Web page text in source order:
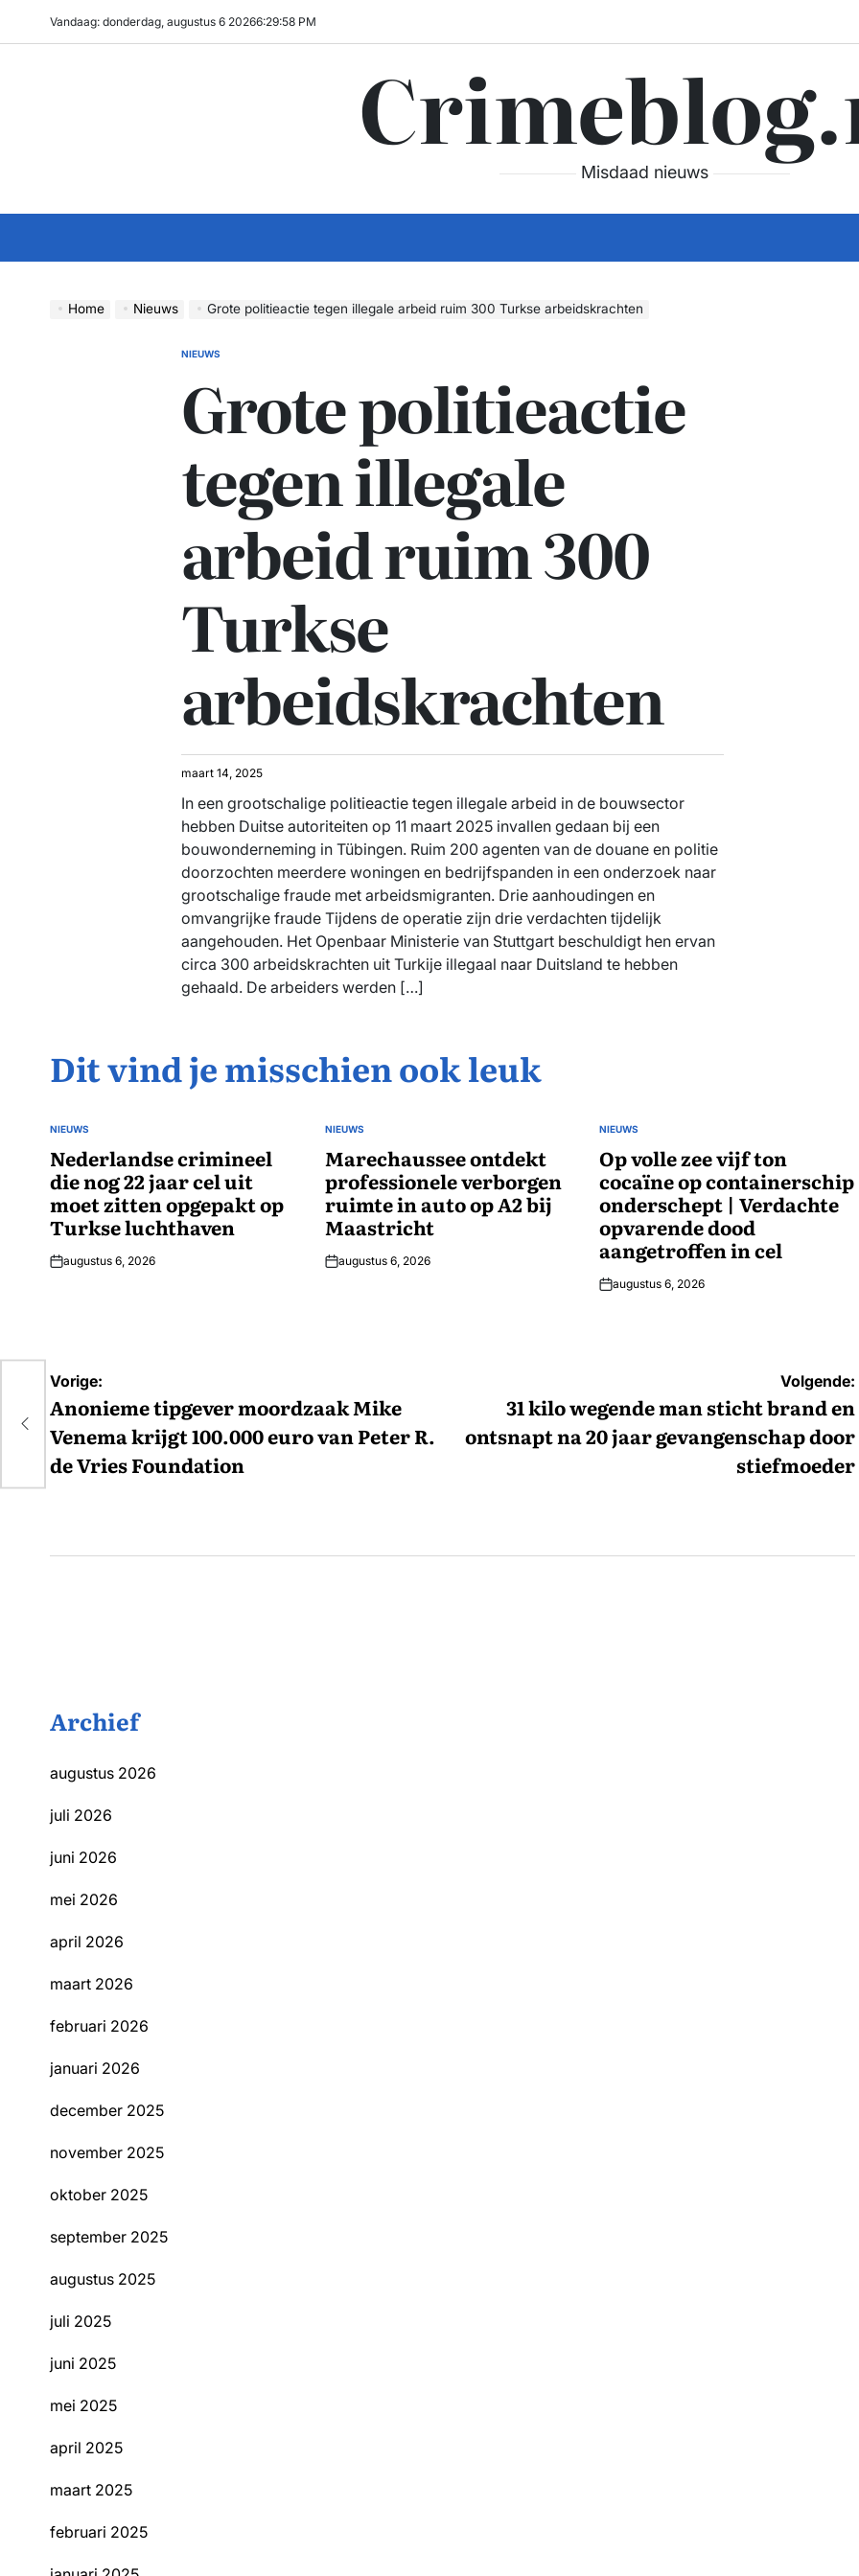
Vandaag: donderdag, augustus 6 20266:29:59 PM
Misdaad nieuws
Home Nieuws Grote politieactie tegen illegale arbeid ruim 300 Turkse arbeidskrachten
GEPLAATST
NIEUWS
Grote politieactie
tegen illegale
arbeid ruim 300
Turkse
arbeidskrachten
maart 14, 2025
In een grootschalige politieactie tegen illegale arbeid in de bouwsector
hebben Duitse autoriteiten op 11 maart 2025 invallen gedaan bij een
bouwonderneming in Tübingen. Ruim 200 agenten van de douane en politie
doorzochten meerdere woningen en bedrijfspanden in een onderzoek naar
grootschalige fraude met arbeidsmigranten. Drie aanhoudingen en
omvangrijke fraude Tijdens de operatie zijn drie verdachten tijdelijk
aangehouden. Het Openbaar Ministerie van Stuttgart beschuldigt hen ervan
circa 300 arbeidskrachten uit Turkije illegaal naar Duitsland te hebben
gehaald. De arbeiders werden […]
Dit vind je misschien ook leuk
GEPLAATST
NIEUWS
Nederlandse crimineel
die nog 22 jaar cel uit
moet zitten opgepakt op
Turkse luchthaven
augustus 6, 2026
GEPLAATST
NIEUWS
Marechaussee ontdekt
professionele verborgen
ruimte in auto op A2 bij
Maastricht
augustus 6, 2026
GEPLAATST
NIEUWS
Op volle zee vijf ton
cocaïne op containerschip
onderschept | Verdachte
opvarende dood
aangetroffen in cel
augustus 6, 2026
Bericht
navigatie
Vorige:
Anonieme tipgever moordzaak Mike
Venema krijgt 100.000 euro van Peter R.
de Vries Foundation
Volgende:
31 kilo wegende man sticht brand en
ontsnapt na 20 jaar gevangenschap door
stiefmoeder
Archief
augustus 2026
juli 2026
juni 2026
mei 2026
april 2026
maart 2026
februari 2026
januari 2026
december 2025
november 2025
oktober 2025
september 2025
augustus 2025
juli 2025
juni 2025
mei 2025
april 2025
maart 2025
februari 2025